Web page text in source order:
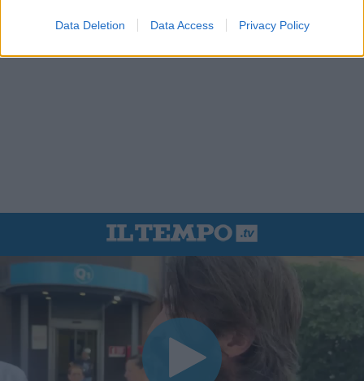
Data Deletion Data Access Privacy Policy